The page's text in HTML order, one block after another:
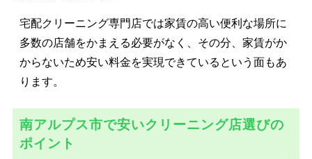
宅配クリーニング専門店では家賃の高い便利な場所に
多数の店舗をかまえる必要がなく、その分、家賃がか
からないため安い料金を実現できているという面もあ
ります。
南アルプス市で安いクリーニング店選びの
ポイント